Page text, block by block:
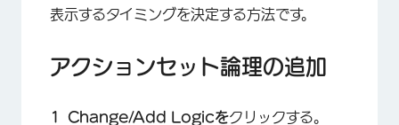
×
表示するタイミングを決定する方法です。
アクションセット論理の追加
Change/Add Logicをクリックする。